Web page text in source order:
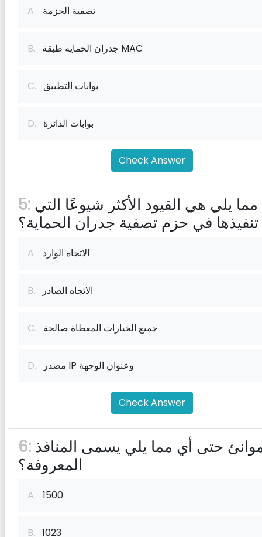
A. تصفية الحزمة
B. جدران الحماية طبقة MAC
C. بوابات التطبيق
D. بوابات الدائرة
Check Answer
5:
تنفيذها في حزم تصفية جدران الحماية؟
A. الاتجاه الوارد
B. الاتجاه الصادر
C. جميع الخيارات المعطاة صالحة
D. مصدر IP وعنوان الوجهة
Check Answer
6:
المعروفة؟
A. 1500
B. 1023